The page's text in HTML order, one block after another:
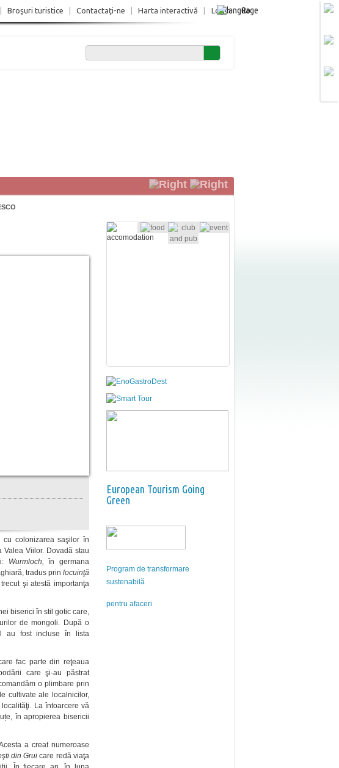
Login Ro
Broşuri turistice Contactaţi-ne Harta interactivă
cu colonizarea saşilor în
Viilor. Dovadă stau
Wurmloch,în germana
tradus prinlocuinţă
şi atestă importanţa
biserici în stil gotic care,
de mongoli. După o
au fost incluse în lista
fac parte din reţeaua
care şi-au păstrat
o plimbare prin
cultivate ale localnicilor,
La întoarcere vă
în apropierea bisericii
a creat numeroase
din Grui care redă viaţa
European Tourism Going
Green
Program de transformare
sustenabilă
pentru afaceri